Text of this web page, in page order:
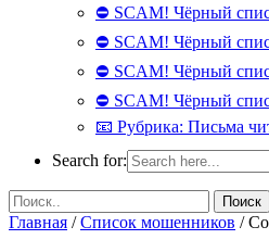
⛔ SCAM! Чёрный
⛔ SCAM! Чёрный
⛔ SCAM! Чёрный
⛔ SCAM! Чёрный
📧 Рубрика: Письма
Search for:
Главная /Список мошенников /